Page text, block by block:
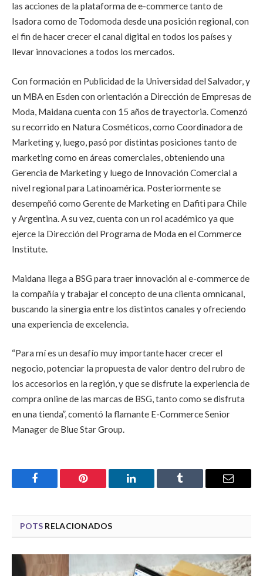
las acciones de la plataforma de e-commerce tanto de
Isadora como de Todomoda desde una posición regional, con
el fin de hacer crecer el canal digital en todos los países y
llevar innovaciones a todos los mercados.
Con formación en Publicidad de la Universidad del Salvador, y
un MBA en Esden con orientación a Dirección de Empresas de
Moda, Maidana cuenta con 15 años de trayectoria. Comenzó
su recorrido en Natura Cosméticos, como Coordinadora de
Marketing y, luego, pasó por distintas posiciones tanto de
marketing como en áreas comerciales, obteniendo una
Gerencia de Marketing y luego de Innovación Comercial a
nivel regional para Latinoamérica. Posteriormente se
desempeñó como Gerente de Marketing en Dafiti para Chile
y Argentina. A su vez, cuenta con un rol académico ya que
ejerce la Dirección del Programa de Moda en el Commerce
Institute.
Maidana llega a BSG para traer innovación al e-commerce de
la compañía y trabajar el concepto de una clienta omnicanal,
buscando la sinergia entre los distintos canales y ofreciendo
una experiencia de excelencia.
“Para mí es un desafío muy importante hacer crecer el
negocio, potenciar la propuesta de valor dentro del rubro de
los accesorios en la región, y que se disfrute la experiencia de
compra online de las marcas de BSG, tanto como se disfruta
en una tienda”, comentó la flamante E-Commerce Senior
Manager de Blue Star Group.
Facebook Pinterest LinkedIn Tumblr Email
POTS RELACIONADOS